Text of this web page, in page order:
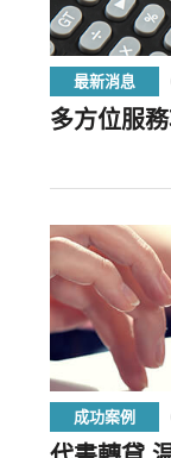
最新消息
多方位服務
成功案例